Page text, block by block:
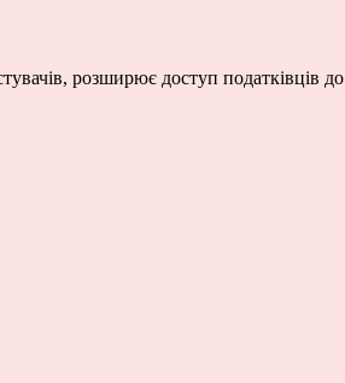
розширює доступ податківців до